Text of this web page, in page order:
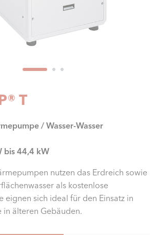
T
/ Wasser-Wasser
bis 44,4 kW
nutzen das Erdreich sowie
als kostenlose
eignen sich ideal für den Einsatz in
in älteren Gebäuden.